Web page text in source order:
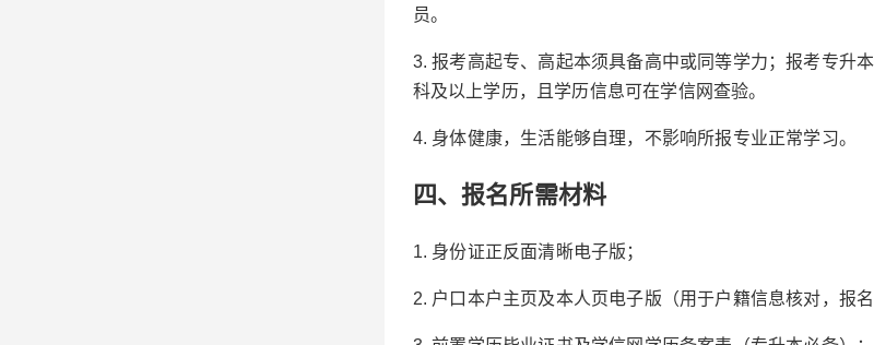
员。
3. 报考高起专、高起本须具备高中或同等学力；报考专升
科及以上学历，且学历信息可在学信网查验。
4. 身体健康，生活能够自理，不影响所报专业正常学习。
四、报名所需材料
1. 身份证正反面清晰电子版；
2. 户口本户主页及本人页电子版（用于户籍信息核对，报名